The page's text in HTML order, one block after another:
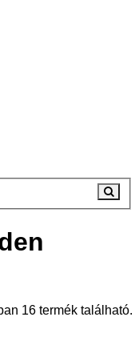
16 termék található.